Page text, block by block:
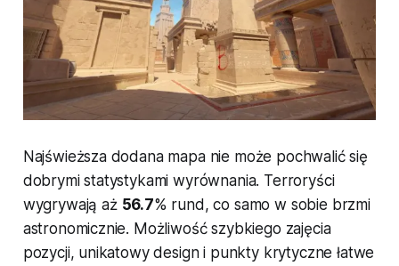
Najświeższa dodana mapa nie może pochwalić się
dobrymi statystykami wyrównania. Terroryści
wygrywają aż 56.7% rund, co samo w sobie brzmi
astronomicznie. Możliwość szybkiego zajęcia
pozycji, unikatowy design i punkty krytyczne łatwe